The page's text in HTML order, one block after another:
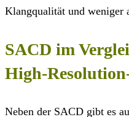
Klangqualität und weniger
SACD im
High-
Neben der SACD gibt es